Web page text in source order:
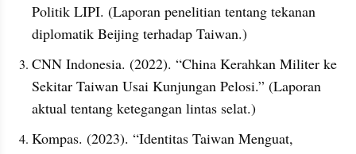
Politik LIPI. (Laporan penelitian tentang tekanan
diplomatik Beijing terhadap Taiwan.)
CNN Indonesia. (2022). “China Kerahkan Militer ke
Sekitar Taiwan Usai Kunjungan Pelosi.” (Laporan
aktual tentang ketegangan lintas selat.)
Kompas. (2023). “Identitas Taiwan Menguat,